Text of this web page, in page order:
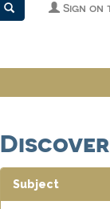
Sign on
Discover
Subject